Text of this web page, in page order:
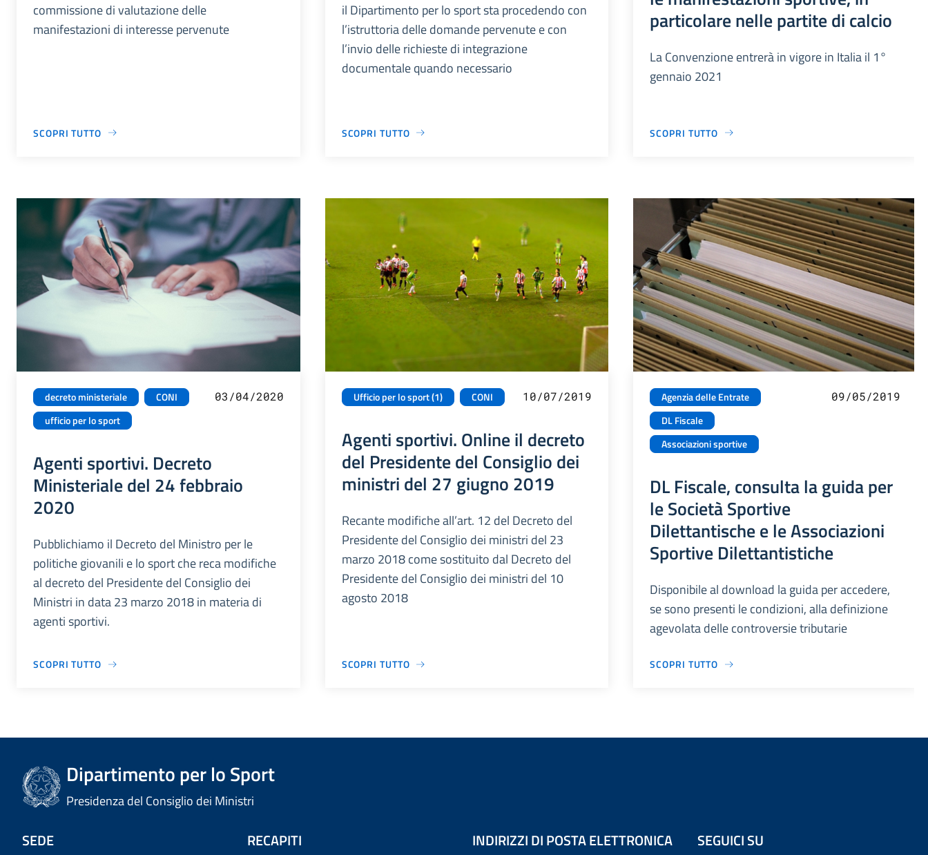
commissione di valutazione delle
manifestazioni di interesse pervenute
SCOPRI TUTTO
il Dipartimento per lo sport sta procedendo con
l’istruttoria delle domande pervenute e con
l’invio delle richieste di integrazione
documentale quando necessario
SCOPRI TUTTO
particolare nelle partite di calcio
La Convenzione entrerà in vigore in Italia il 1°
gennaio 2021
SCOPRI TUTTO
decreto ministeriale
CONI
ufficio per lo sport
03/04/2020
Agenti sportivi. Decreto
Ministeriale del 24 febbraio
2020
Pubblichiamo il Decreto del Ministro per le
politiche giovanili e lo sport che reca modifiche
al decreto del Presidente del Consiglio dei
Ministri in data 23 marzo 2018 in materia di
agenti sportivi.
SCOPRI TUTTO
Ufficio per lo sport (1) CONI 10/07/2019
Agenti sportivi. Online il decreto
del Presidente del Consiglio dei
ministri del 27 giugno 2019
Recante modifiche all’art. 12 del Decreto del
Presidente del Consiglio dei ministri del 23
marzo 2018 come sostituito dal Decreto del
Presidente del Consiglio dei ministri del 10
agosto 2018
SCOPRI TUTTO
Agenzia delle Entrate
DL Fiscale
Associazioni sportive
09/05/2019
DL Fiscale, consulta la guida per
le Società Sportive
Dilettantische e le Associazioni
Sportive Dilettantistiche
Disponibile al download la guida per accedere,
se sono presenti le condizioni, alla definizione
agevolata delle controversie tributarie
SCOPRI TUTTO
Dipartimento per lo Sport
Presidenza del Consiglio dei Ministri
SEDE RECAPITI INDIRIZZI DI POSTA ELETTRONICA SEGUICI SU